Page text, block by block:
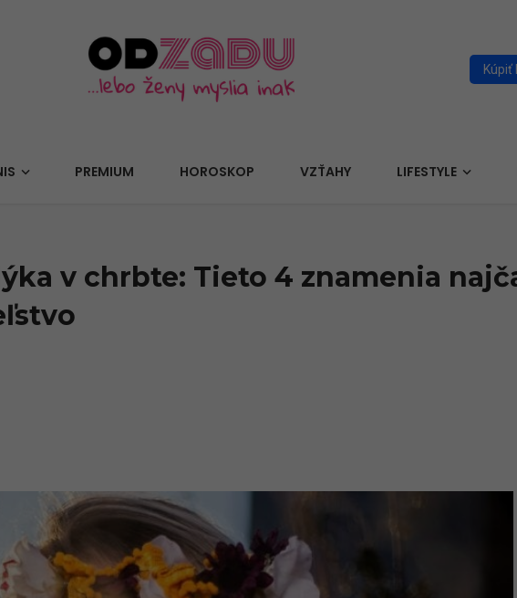
Kúpiť
PREMIUM HOROSKOP VZŤAHY LIFESTYLE
v chrbte: Tieto 4 znamenia